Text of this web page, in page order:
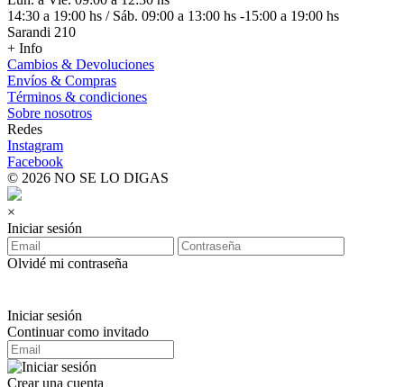
14:30 a 19:00 hs / Sáb. 09:00 a 13:00 hs -15:00 a 19:00 hs
Sarandi 210
+ Info
Cambios & Devoluciones
Envíos & Compras
Términos & condiciones
Sobre nosotros
Redes
Instagram
Facebook
© 2026 NO SE LO DIGAS
×
Iniciar sesión
Olvidé mi contraseña
Iniciar sesión
Continuar como invitado
Crear una cuenta